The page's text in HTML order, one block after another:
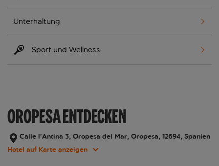
Unterhaltung
Sport und Wellness
OROPESA ENTDECKEN
Calle l’Antina 3, Oropesa del Mar, Oropesa, 12594, Spanien
Hotel auf Karte anzeigen